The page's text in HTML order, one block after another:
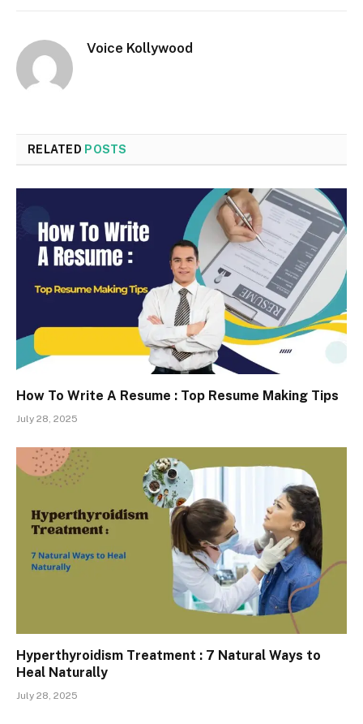
Voice Kollywood
RELATED POSTS
How To Write A Resume : Top Resume Making Tips
July 28, 2025
Hyperthyroidism Treatment : 7 Natural Ways to
Heal Naturally
July 28, 2025